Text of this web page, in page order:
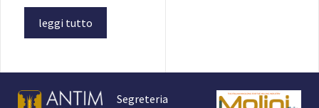
leggi tutto
Segreteria